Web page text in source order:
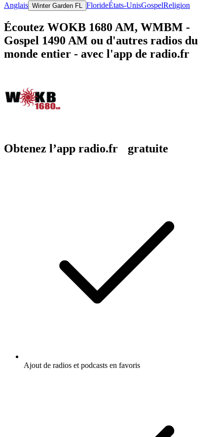
Anglais Winter Garden FL FlorideÉtats-UnisGospelReligion
Écoutez WOKB 1680 AM, WMBM -
Gospel 1490 AM ou d'autres radios du
monde entier - avec l'app de radio.fr
Obtenez l’app radio.fr gratuite
Ajout de radios et podcasts en favoris